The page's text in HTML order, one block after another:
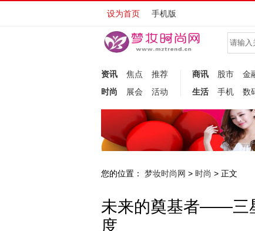
设为首页 手机版
资讯 焦点
推荐
时尚
展会 活动
商讯 股市 金
生活
手机 数
您的位置： 梦妆时尚网 > 时尚 > 正文
未来的奠基者——三
度